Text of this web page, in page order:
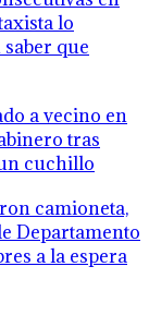
lo
que
a vecino en
tras
cuchillo
camioneta,
Departamento
a la espera